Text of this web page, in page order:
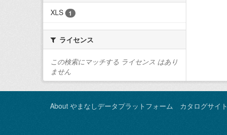
XLS
1
ライセンス
この検索にマッチする ライセンス はあり
ません
About やまなしデータプラットフォーム カタログサイト